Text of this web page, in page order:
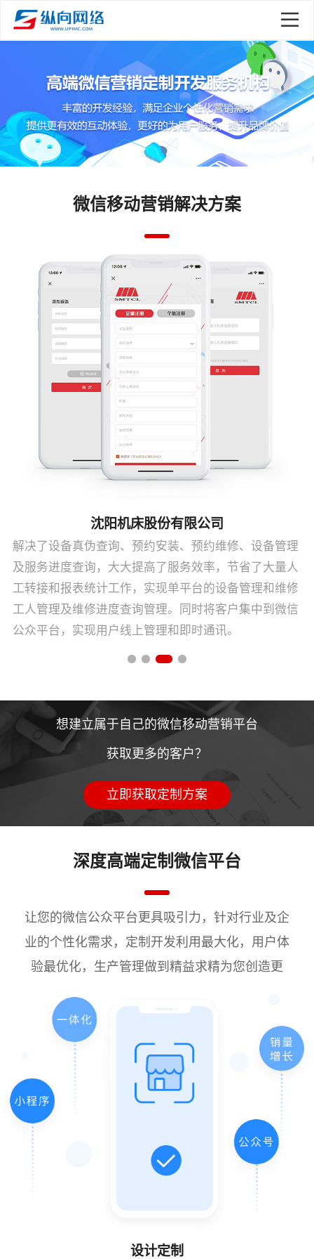
微信移动营销解决方案
沈阳机床股份有限公司
解决了设备真伪查询、预约安装、预约维修、设备管理
及服务进度查询，大大提高了服务效率，节省了大量人
工转接和报表统计工作，实现单平台的设备管理和维修
工人管理及维修进度查询管理。同时将客户集中到微信
公众平台，实现用户线上管理和即时通讯。
想建立属于自己的微信移动营销平台
获取更多的客户？
立即获取定制方案
深度高端定制微信平台
让您的微信公众平台更具吸引力，针对行业及企
业的个性化需求，定制开发利用最大化，用户体
验最优化，生产管理做到精益求精为您创造更
设计定制